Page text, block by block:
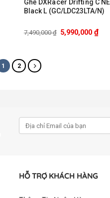
Ghế DXRacer Drifting C
Black L (GC/LDC23LTA/N)
7,490,000₫ 5,990,000 ₫
1 2
HỖ TRỢ KHÁCH HÀNG